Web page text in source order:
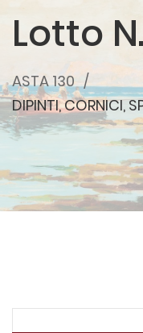
Lotto
ASTA 130
DIPINTI, CORNICI,